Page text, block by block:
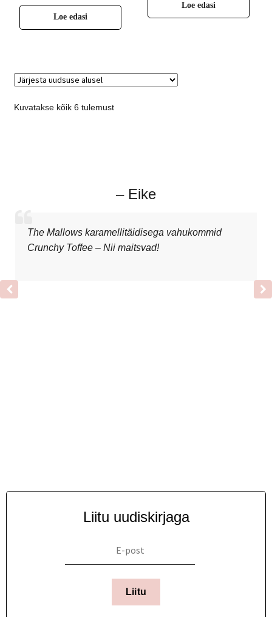
Loe edasi
Loe edasi
Kuvatakse kõik 6 tulemust
– Eike
The Mallows karamellitäidisega vahukommid
Crunchy Toffee – Nii maitsvad!
Liitu uudiskirjaga
Liitu